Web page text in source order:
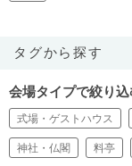
タグから探す
会場タイプで絞り込
式場・ゲストハウス
神社・仏閣 料亭